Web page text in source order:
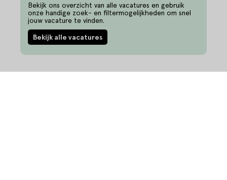
Bekijk ons overzicht van alle vacatures en gebruik
onze handige zoek- en filtermogelijkheden om snel
jouw vacature te vinden.
Bekijk alle vacatures